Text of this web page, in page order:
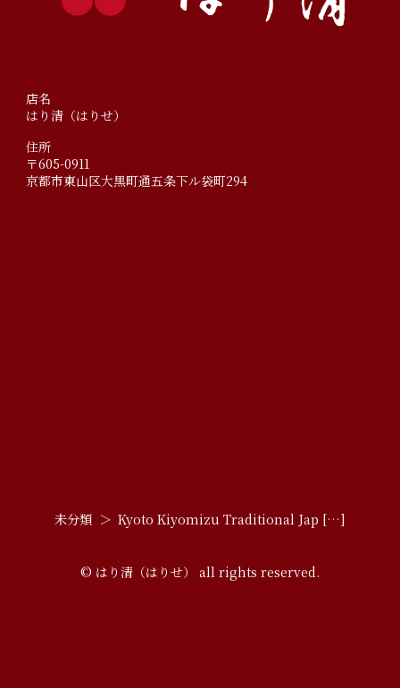
店名
はり清（はりせ）
住所
〒605-0911
京都市東山区大黒町通五条下ル袋町294
未分類 Kyoto Kiyomizu Traditional Jap […]
© はり清（はりせ） all rights reserved.